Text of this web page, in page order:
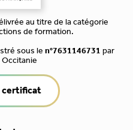
au titre de la catégorie
de formation.
sous len°7631146731par
Occitanie